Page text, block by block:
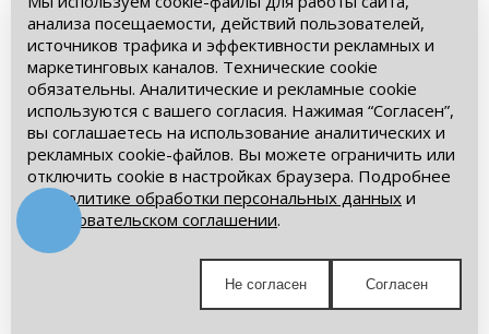
Сургут Таганрог Тамбов Тверь Томск Тула Тюмень Улан-Удэ Ульяновск Уфа
Хабаровск Чебоксары Челябинск Череповец Чита Ярославль
2026 © Компания «Буровые Машины». Все права
защищены. Обращаем Ваше внимание на то, что данный
интернет-сайт носит исключительно информационный
характер и ни при каких условиях информационные
материалы и цены, размещенные на сайте, не является
публичной офертой, определяемой положениями Статьи
437 Гражданского кодекса РФ.
Политика обработки персональных данных
Пользовательское соглашение
Мы в социальных сетях:
Получите выгодное предложение!
анализа посещаемости, действий пользователей,
источников трафика и эффективности рекламных и
маркетинговых каналов. Технические cookie
обязательны. Аналитические и рекламные cookie
используются с вашего согласия. Нажимая “Согласен”,
вы соглашаетесь на использование аналитических и
рекламных cookie-файлов. Вы можете ограничить или
отключить cookie в настройках браузера. Подробнее
– в
Политике обработки персональных данных и
Пользовательском соглашении.
Согласен
Не согласен